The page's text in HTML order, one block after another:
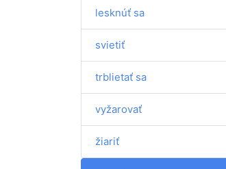
lesknúť sa
svietiť
trblietať sa
vyžarovať
žiariť